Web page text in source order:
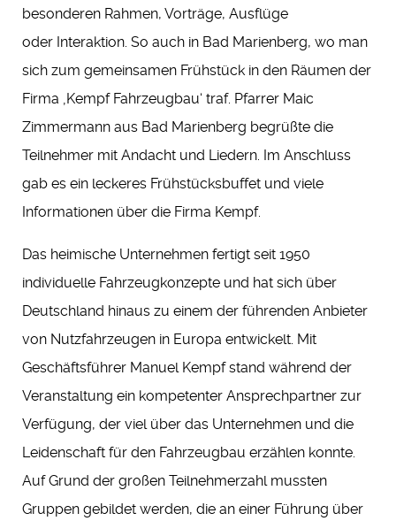
besonderen Rahmen, Vorträge, Ausflüge
oder Interaktion. So auch in Bad Marienberg, wo man
sich zum gemeinsamen Frühstück in den Räumen der
Firma ‚Kempf Fahrzeugbau‘ traf. Pfarrer Maic
Zimmermann aus Bad Marienberg begrüßte die
Teilnehmer mit Andacht und Liedern. Im Anschluss
gab es ein leckeres Frühstücksbuffet und viele
Informationen über die Firma Kempf.
Das heimische Unternehmen fertigt seit 1950
individuelle Fahrzeugkonzepte und hat sich über
Deutschland hinaus zu einem der führenden Anbieter
von Nutzfahrzeugen in Europa entwickelt. Mit
Geschäftsführer Manuel Kempf stand während der
Veranstaltung ein kompetenter Ansprechpartner zur
Verfügung, der viel über das Unternehmen und die
Leidenschaft für den Fahrzeugbau erzählen konnte.
Auf Grund der großen Teilnehmerzahl mussten
Gruppen gebildet werden, die an einer Führung über